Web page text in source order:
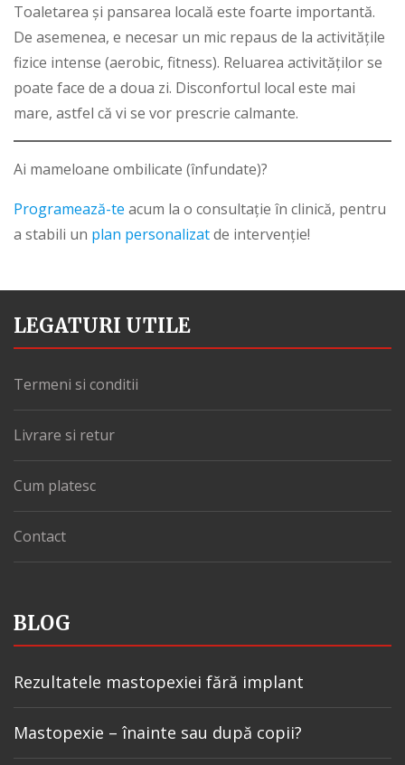
Toaletarea și pansarea locală este foarte importantă.
De asemenea, e necesar un mic repaus de la activitățile
fizice intense (aerobic, fitness). Reluarea activităților se
poate face de a doua zi. Disconfortul local este mai
mare, astfel că vi se vor prescrie calmante.
Ai mameloane ombilicate (înfundate)?
Programează-te acum la o consultație în clinică, pentru
a stabili un plan personalizatde intervenție!
LEGATURI UTILE
Termeni si conditii
Livrare si retur
Cum platesc
Contact
BLOG
Rezultatele mastopexiei fără implant
Mastopexie – înainte sau după copii?